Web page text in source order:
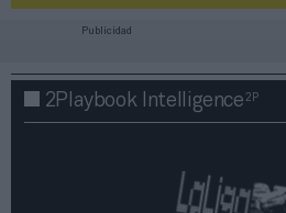
Publicidad
2Playbook Intelligence2P